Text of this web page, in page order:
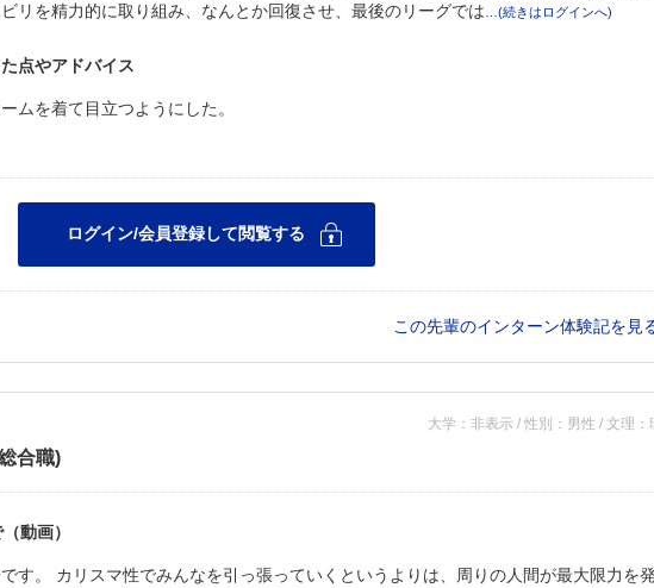
リを精力的に取り組み、なんとか回復させ、最後のリーグでは
点やアドバイス
ムを着て目立つようにした。
この先輩のインターン体験記を見
大学：非表示 / 性別：男性 / 文理：
合職)
動画）
す。 カリスマ性でみんなを引っ張っていくというよりは、周りの人間が最大限力を